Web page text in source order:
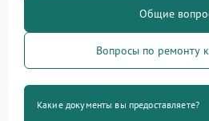
Общие
Вопросы по ремонту
Какие документы вы предоставляете?